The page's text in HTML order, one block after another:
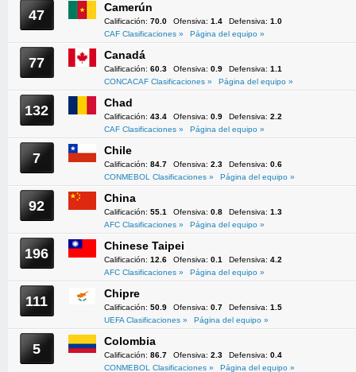
47 Camerún
Calificación: 70.0 Ofensiva: 1.4 Defensiva: 1.0
CAF Clasificaciones »
Página del equipo »
77 Canadá
Calificación: 60.3 Ofensiva: 0.9 Defensiva: 1.1
CONCACAF Clasificaciones »
Página del equipo »
132 Chad
Calificación: 43.4 Ofensiva: 0.9 Defensiva: 2.2
CAF Clasificaciones »
Página del equipo »
7 Chile
Calificación: 84.7 Ofensiva: 2.3 Defensiva: 0.6
CONMEBOL Clasificaciones »
Página del equipo »
92 China
Calificación: 55.1 Ofensiva: 0.8 Defensiva: 1.3
AFC Clasificaciones »
Página del equipo »
196 Chinese Taipei
Calificación: 12.6 Ofensiva: 0.1 Defensiva: 4.2
AFC Clasificaciones »
Página del equipo »
111 Chipre
Calificación: 50.9 Ofensiva: 0.7 Defensiva: 1.5
UEFA Clasificaciones »
Página del equipo »
5 Colombia
Calificación: 86.7 Ofensiva: 2.3 Defensiva: 0.4
CONMEBOL Clasificaciones »
Página del equipo »